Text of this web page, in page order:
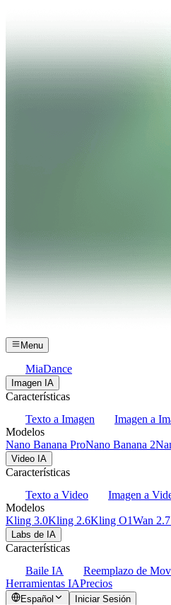
Menu
MiaDance
Imagen IA
Características
Texto a Imagen
Imagen a
Modelos
Nano Banana ProNano Banana 2
Video IA
Características
Texto a Video
Imagen a
Modelos
Kling 3.0Kling 2.6Kling O1Wan
Labs de IA
Características
Baile IA
Reemplazo de
Herramientas IAPrecios
Español Iniciar Sesión